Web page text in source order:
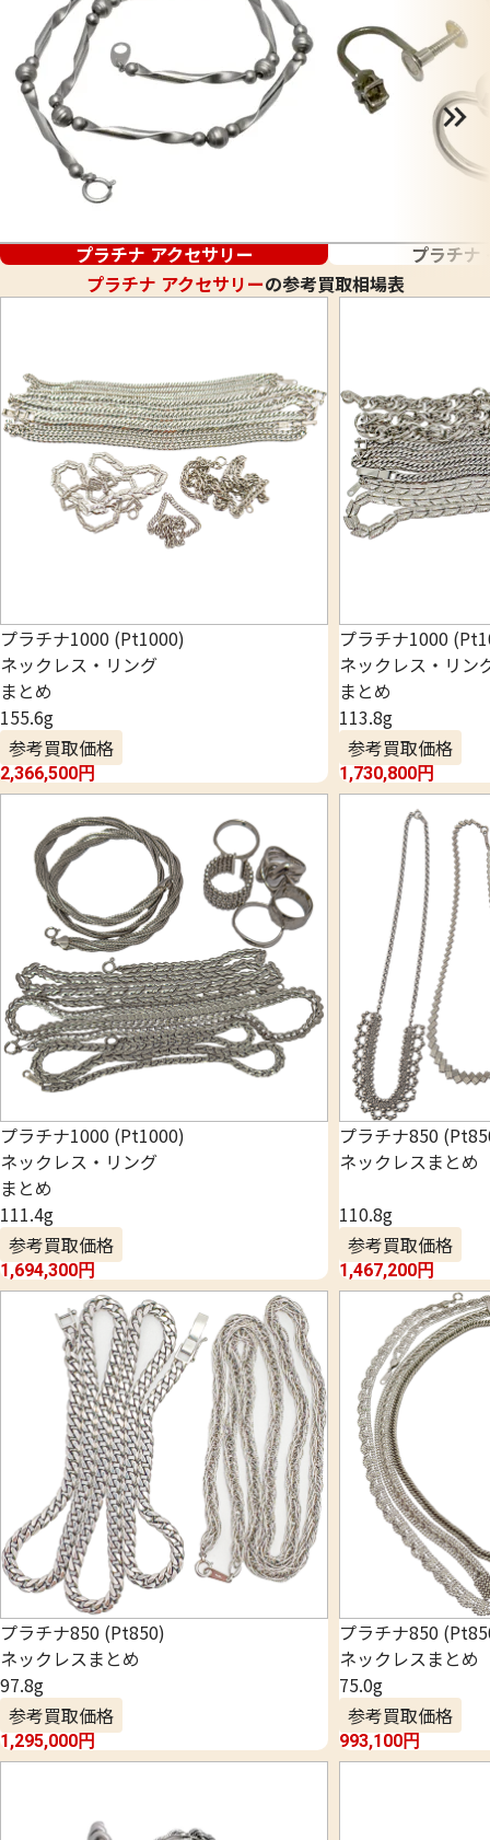
プラチナ アクセサリー
プラチナ
プラチナ アクセサリーの参考買取相場表
プラチナ1000 (Pt1000)
ネックレス・リング
まとめ
155.6g
参考買取価格
2,366,500円
プラチナ1000
ネックレス・リン
まとめ
113.8g
参考買取価格
1,730,800円
プラチナ1000 (Pt1000)
ネックレス・リング
まとめ
111.4g
参考買取価格
1,694,300円
プラチナ850
ネックレスまとめ
110.8g
参考買取価格
1,467,200円
プラチナ850 (Pt850)
ネックレスまとめ
97.8g
参考買取価格
1,295,000円
プラチナ850
ネックレスまとめ
75.0g
参考買取価格
993,100円